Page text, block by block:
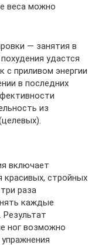
веса можно
— занятия в
удастся
с приливом энергии
в последних
из
включает
красивых, стройных
раза
каждые
Результат
ног возможно